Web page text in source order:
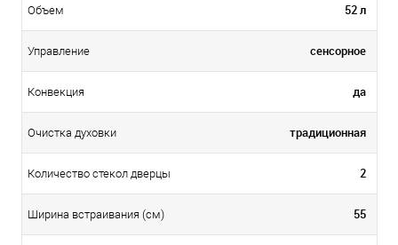
Объем 52 л
Управление сенсорное
Конвекция да
Очистка духовки традиционная
Количество стекол дверцы 2
Ширина встраивания (см) 55